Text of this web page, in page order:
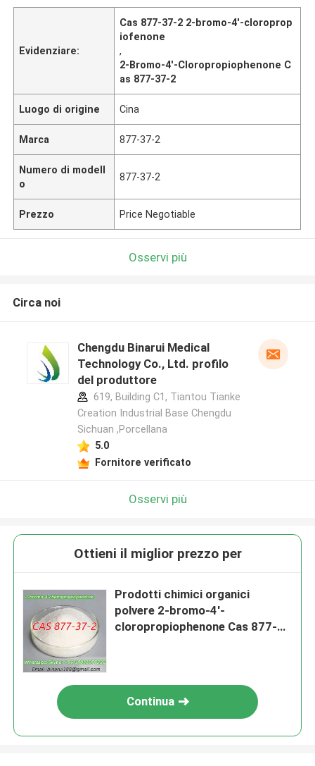
Evidenziare:
Cas 877-37-2 2-bromo-4'-cloroprop
iofenone
,
2-Bromo-4'-Cloropropiophenone C
as 877-37-2
Luogo di origine Cina
Marca 877-37-2
Numero di modell
o
877-37-2
Prezzo Price Negotiable
Osservi più
Circa noi
Chengdu Binarui Medical
Technology Co., Ltd. profilo
del produttore
619, Building C1, Tiantou Tianke
Creation Industrial Base Chengdu
Sichuan ,Porcellana
5.0
Fornitore verificato
Osservi più
Ottieni il miglior prezzo per
Prodotti chimici organici
polvere 2-bromo-4'-
cloropropiophenone Cas 877-
Continua